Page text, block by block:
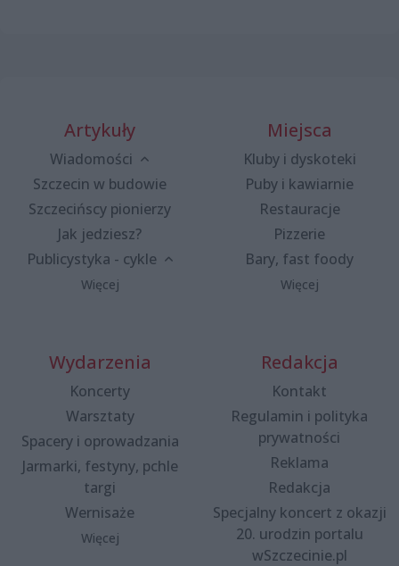
Artykuły
Wiadomości
Szczecin w budowie
Szczecińscy pionierzy
Jak jedziesz?
Publicystyka - cykle
Więcej
Miejsca
Kluby i dyskoteki
Puby i kawiarnie
Restauracje
Pizzerie
Bary, fast foody
Więcej
Wydarzenia
Koncerty
Warsztaty
Spacery i oprowadzania
Jarmarki, festyny, pchle
targi
Wernisaże
Więcej
Redakcja
Kontakt
Regulamin i polityka
prywatności
Reklama
Redakcja
Specjalny koncert z okazji
20. urodzin portalu
wSzczecinie.pl